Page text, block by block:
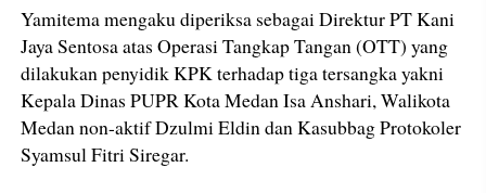
Yamitema mengaku diperiksa sebagai Direktur PT Kani
Jaya Sentosa atas Operasi Tangkap Tangan (OTT) yang
dilakukan penyidik KPK terhadap tiga tersangka yakni
Kepala Dinas PUPR Kota Medan Isa Anshari, Walikota
Medan non-aktif Dzulmi Eldin dan Kasubbag Protokoler
Syamsul Fitri Siregar.